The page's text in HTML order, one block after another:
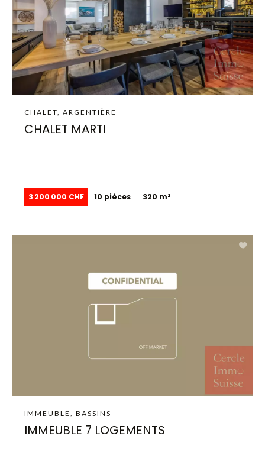
CHALET, ARGENTIÈRE
CHALET MARTI
3 200 000 CHF 10 pièces 320 m²
IMMEUBLE, BASSINS
IMMEUBLE 7 LOGEMENTS